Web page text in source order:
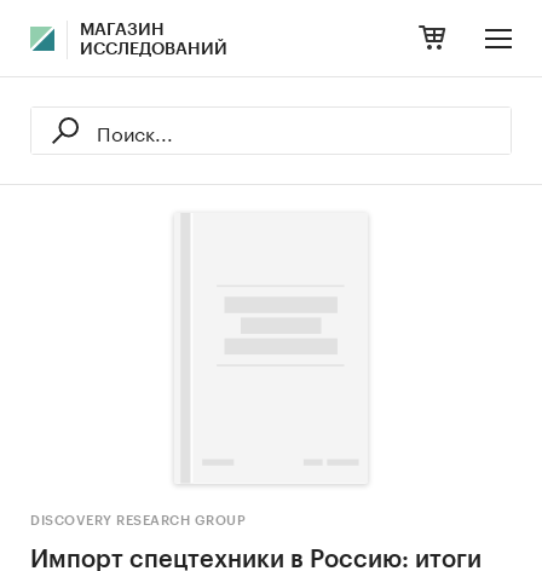
МАГАЗИН
ИССЛЕДОВАНИЙ
DISCOVERY RESEARCH GROUP
Импорт спецтехники в Россию: итоги